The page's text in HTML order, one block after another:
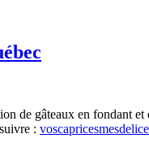
de gâteaux en fondant
: